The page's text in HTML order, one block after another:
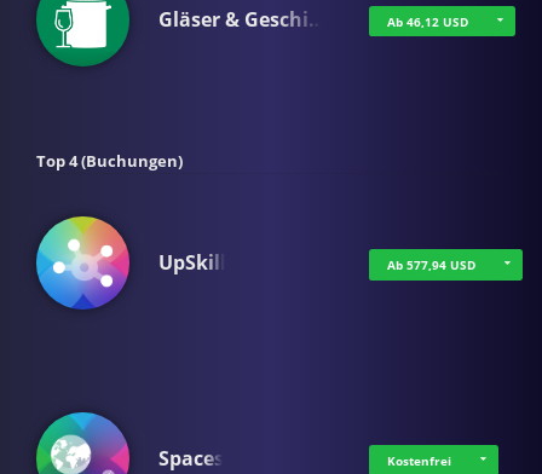
Gläser & Geschi… Ab 46,12 USD
Top 4 (Buchungen)
UpSkill Ab 577,94 USD
Spaces Kostenfrei